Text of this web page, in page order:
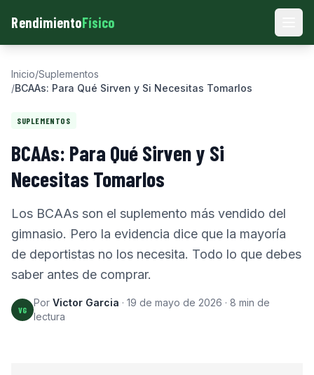
RendimientoFísico
Inicio/Suplementos
/BCAAs: Para Qué Sirven y Si Necesitas Tomarlos
SUPLEMENTOS
BCAAs: Para Qué Sirven y Si
Necesitas Tomarlos
Los BCAAs son el suplemento más vendido del
gimnasio. Pero la evidencia dice que la mayoría
de deportistas no los necesita. Todo lo que debes
saber antes de comprar.
VG
Por Victor Garcia · 19 de mayo de 2026 · 8 min de
lectura